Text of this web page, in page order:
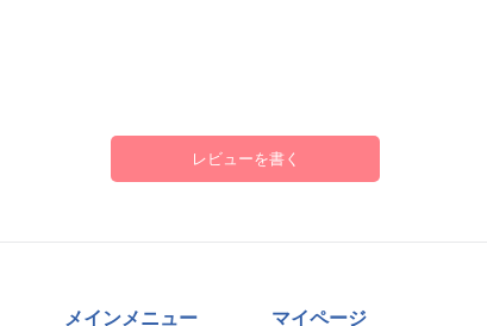
レビューを書く
メインメニュー マイページ